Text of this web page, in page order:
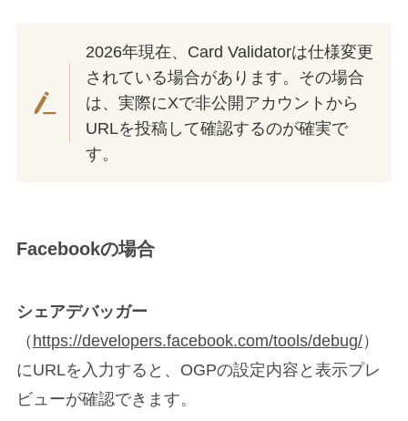
2026年現在、Card Validatorは仕様変更
されている場合があります。その場合
は、実際にXで非公開アカウントから
URLを投稿して確認するのが確実で
す。
Facebookの場合
シェアデバッガー
（ https://developers.facebook.com/tools/debug/）
にURLを入力すると、OGPの設定内容と表示プレ
ビューが確認できます。